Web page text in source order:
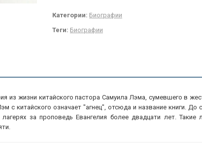
Категории: Биографии
Теги: Биографии
из жизни китайского пастора Самуила Лэма, сумевшего в
китайского означает "агнец", отсюда и название книги.
за проповедь Евангелия более двадцати лет.